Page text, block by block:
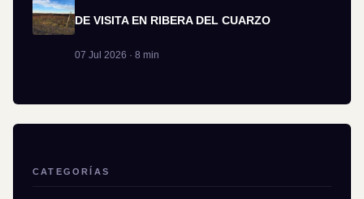
DE VISITA EN RIBERA DEL CUARZO
07 Jul 2026 · 8 min
CATEGORÍAS